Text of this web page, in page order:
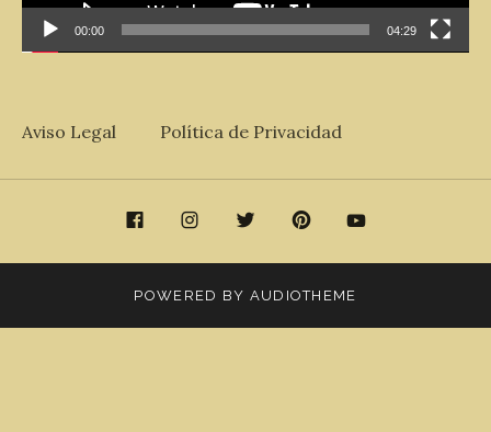
00:00 04:29
Aviso Legal Política de Privacidad
InstagramTwitterPinterestYoutube
POWERED BY AUDIOTHEME